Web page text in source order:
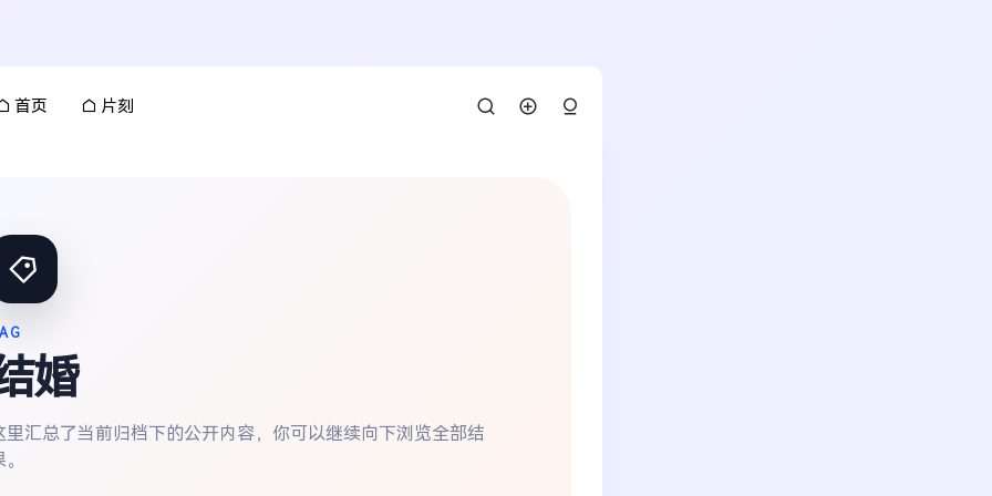
首页 片刻
婚
里汇总了当前归档下的公开内容，你可以继续向下浏览全部结